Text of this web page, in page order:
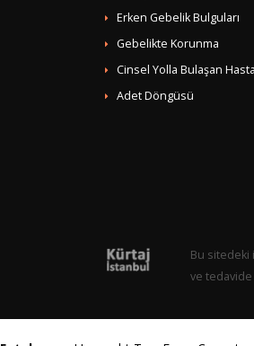
Erken Gebelik Bulguları
Gebelikte Korunma
Cinsel Yolla Bulaşan
Adet Döngüsü
Bu sitedeki
ve tedavide